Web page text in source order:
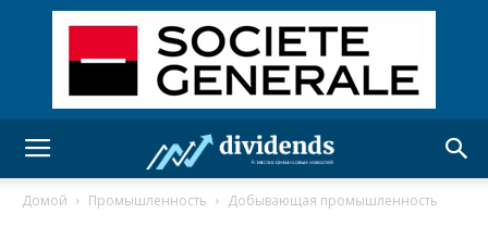
Домой Промышленность Добывающая промышленность